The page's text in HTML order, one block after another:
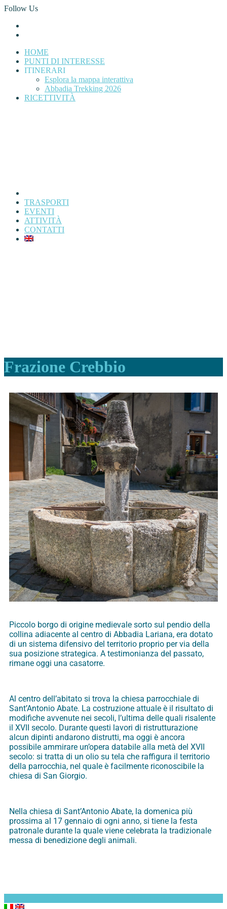
Follow Us
HOME
PUNTI DI INTERESSE
ITINERARI
Esplora la mappa interattiva
Abbadia Trekking 2026
RICETTIVITÀ
TRASPORTI
EVENTI
ATTIVITÀ
CONTATTI
Frazione Crebbio
Piccolo borgo di origine medievale sorto sul pendio della
collina adiacente al centro di Abbadia Lariana, era dotato
di un sistema difensivo del territorio proprio per via della
sua posizione strategica. A testimonianza del passato,
rimane oggi una casatorre.
Al centro dell’abitato si trova la chiesa parrocchiale di
Sant’Antonio Abate. La costruzione attuale è il risultato di
modifiche avvenute nei secoli, l’ultima delle quali risalente
il XVII secolo. Durante questi lavori di ristrutturazione
alcun dipinti andarono distrutti, ma oggi è ancora
possibile ammirare un’opera databile alla metà del XVII
secolo: si tratta di un olio su tela che raffigura il territorio
della parrocchia, nel quale è facilmente riconoscibile la
chiesa di San Giorgio.
Nella chiesa di Sant’Antonio Abate, la domenica più
prossima al 17 gennaio di ogni anno, si tiene la festa
patronale durante la quale viene celebrata la tradizionale
messa di benedizione degli animali.